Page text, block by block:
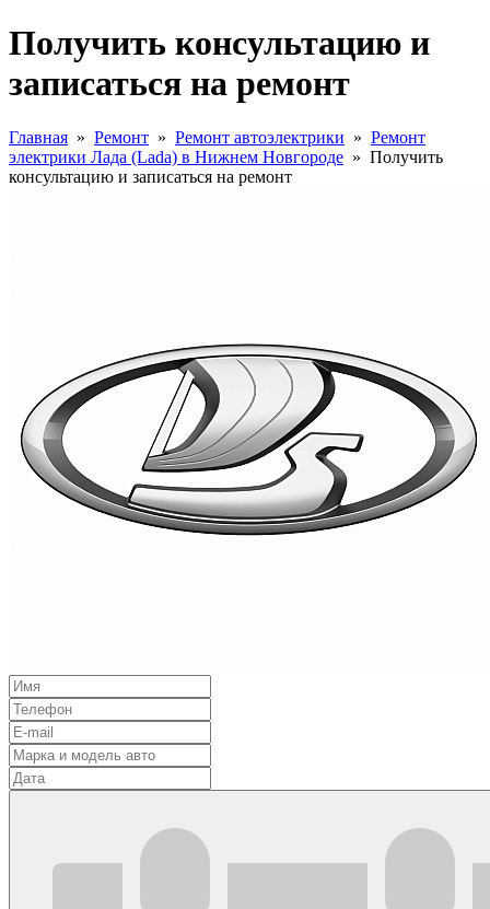
Получить консультацию и
записаться на ремонт
Главная » Ремонт » Ремонт автоэлектрики » Ремонт
электрики Лада (Lada) в Нижнем Новгороде » Получить
консультацию и записаться на ремонт